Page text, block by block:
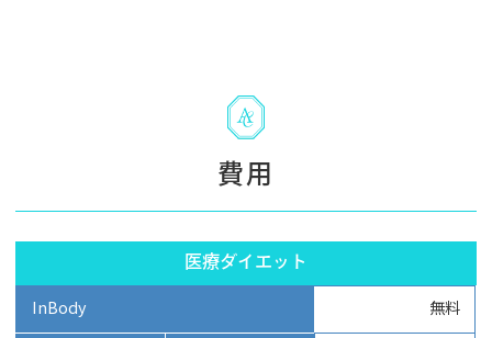
費用
医療ダイエット
InBody 無料